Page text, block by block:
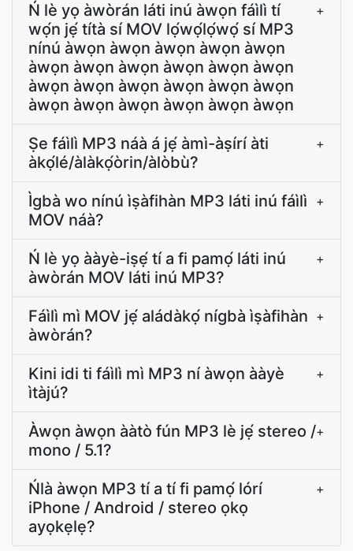
Ń lè yọ àwòrán láti inú àwọn fáìlì tí
wọ́n jẹ́ títà sí MOV lọ́wọ́lọ́wọ́ sí MP3
nínú àwọn àwọn àwọn àwọn àwọn
àwọn àwọn àwọn àwọn àwọn àwọn
àwọn àwọn àwọn àwọn àwọn àwọn
àwọn àwọn àwọn àwọn àwọn àwọn
+
Ṣe fáìlì MP3 náà á jẹ́ àmì-àṣírí àti
àkọ́lé/àlàkọ́òrin/àlòbù?
+
Ìgbà wo nínú ìṣàfihàn MP3 láti inú fáìlì
MOV náà?
+
Ń lè yọ ààyè-iṣẹ́ tí a fi pamọ́ láti inú
àwòrán MOV láti inú MP3?
+
Fáìlì mì MOV jẹ́ aládàkọ́ nígbà ìṣàfihàn
àwòrán?
+
Kini idi ti fáìlì mì MP3 ní àwọn ààyè
ìtàjú?
+
Àwọn àwọn ààtò fún MP3 lè jẹ́ stereo /
mono / 5.1?
+
Ńlà àwọn MP3 tí a tí fi pamọ́ lórí
iPhone / Android / stereo ọkọ
ayọkẹlẹ?
+